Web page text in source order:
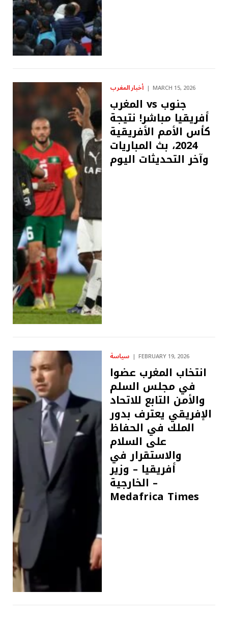
أخبار المغرب MARCH 15, 2026
المغرب vs جنوب
أفريقيا مباشر! نتيجة
كأس الأمم الأفريقية
2024، بث المباريات
وآخر التحديثات اليوم
سياسة FEBRUARY 19, 2026
انتخاب المغرب عضوا
في مجلس السلم
والأمن التابع للاتحاد
الإفريقي يعترف بدور
الملك في الحفاظ
على السلام
والاستقرار في
أفريقيا – وزير
الخارجية –
Medafrica Times